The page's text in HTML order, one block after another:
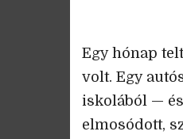
Egy hónap
volt. Egy
iskolából —
elmosódott,